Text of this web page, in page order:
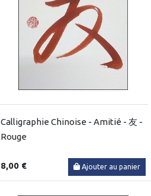
Calligraphie Chinoise - Amitié - 友 -
Rouge
8,00 € Ajouter au panier